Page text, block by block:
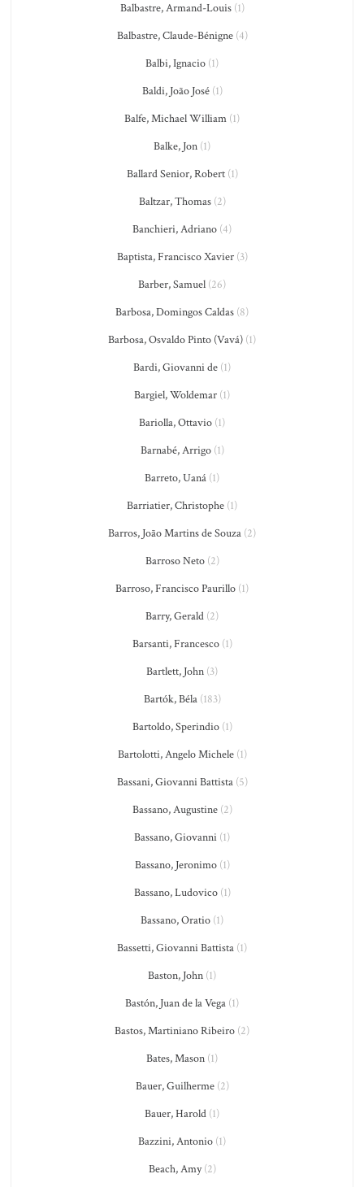
Balbastre, Armand-Louis(1)
Balbastre, Claude-Bénigne(4)
Balbi, Ignacio (1)
Baldi, João José(1)
Balfe, Michael William (1)
Balke, Jon (1)
Ballard Senior, Robert(1)
Baltzar, Thomas(2)
Banchieri, Adriano (4)
Baptista, Francisco Xavier(3)
Barber, Samuel (26)
Barbosa, Domingos Caldas (8)
Barbosa, Osvaldo Pinto (Vavá) (1)
Bardi, Giovanni de (1)
Bargiel, Woldemar (1)
Bariolla, Ottavio (1)
Barnabé, Arrigo(1)
Barreto, Uaná (1)
Barriatier, Christophe (1)
Barros, João Martins de Souza (2)
Barroso Neto(2)
Barroso, Francisco Paurillo (1)
Barry, Gerald (2)
Barsanti, Francesco(1)
Bartlett, John (3)
Bartók, Béla(183)
Bartoldo, Sperindio(1)
Bartolotti, Angelo Michele(1)
Bassani, Giovanni Battista(5)
Bassano, Augustine(2)
Bassano, Giovanni (1)
Bassano, Jeronimo(1)
Bassano, Ludovico(1)
Bassano, Oratio (1)
Bassetti, Giovanni Battista (1)
Baston, John (1)
Bastón, Juan de la Vega (1)
Bastos, Martiniano Ribeiro (2)
Bates, Mason (1)
Bauer, Guilherme(2)
Bauer, Harold (1)
Bazzini, Antonio (1)
Beach, Amy(2)